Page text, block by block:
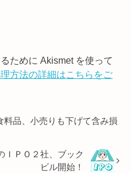
ために Akismet を使って
方法の詳細はこちらをご
料品、小売りも下げて含み損
ＩＰＯ２社、ブック
ビル開始！